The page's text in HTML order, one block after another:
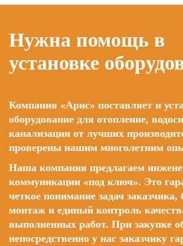
Нужна помощь в
установке
Компания «Арис» поставляет и
оборудование для отопление,
канализации от лучших
проверены нашим многолетним
Наша компания предлагаем
коммуникации «под ключ». Это
четкое понимание задач
монтаж и единый контроль
выполненных работ. При закупке
непосредственно у нас заказчику